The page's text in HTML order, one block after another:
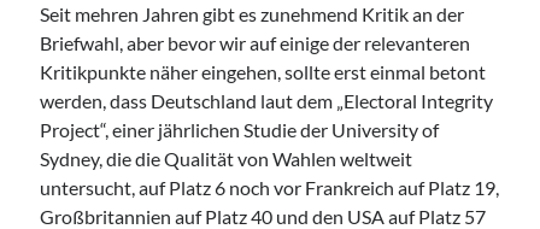
Seit mehren Jahren gibt es zunehmend Kritik an der
Briefwahl, aber bevor wir auf einige der relevanteren
Kritikpunkte näher eingehen, sollte erst einmal betont
werden, dass Deutschland laut dem „Electoral Integrity
Project“, einer jährlichen Studie der University of
Sydney, die die Qualität von Wahlen weltweit
untersucht, auf Platz 6 noch vor Frankreich auf Platz 19,
Großbritannien auf Platz 40 und den USA auf Platz 57